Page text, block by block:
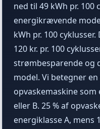
ned til 49 kWh pr. 100
energikrævende
kWh pr. 100
120 kr. pr. 100
strømbesparende og
model. Vi betegner
opvaskemaskine som
eller B. 25 % af
energiklasse A, mens